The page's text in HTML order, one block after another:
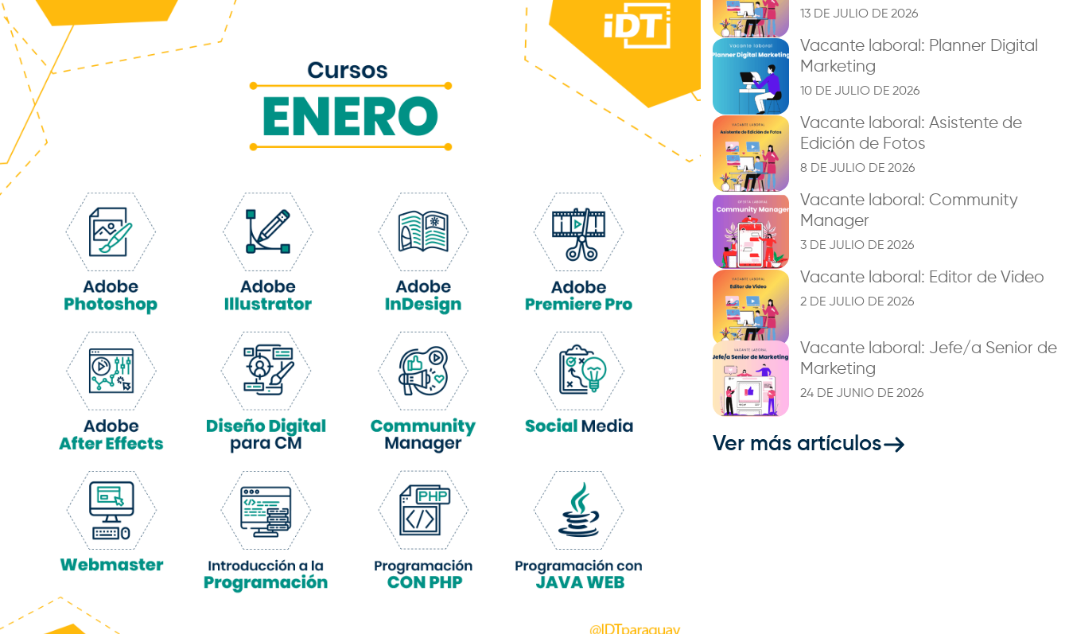
13 DE JULIO DE 2026
Vacante laboral: Planner Digital
Marketing
10 DE JULIO DE 2026
Vacante laboral: Asistente de
Edición de Fotos
8 DE JULIO DE 2026
Vacante laboral: Community
Manager
3 DE JULIO DE 2026
Vacante laboral: Editor de Video
2 DE JULIO DE 2026
Vacante laboral: Jefe/a Senior de
Marketing
24 DE JUNIO DE 2026
Ver más artículos